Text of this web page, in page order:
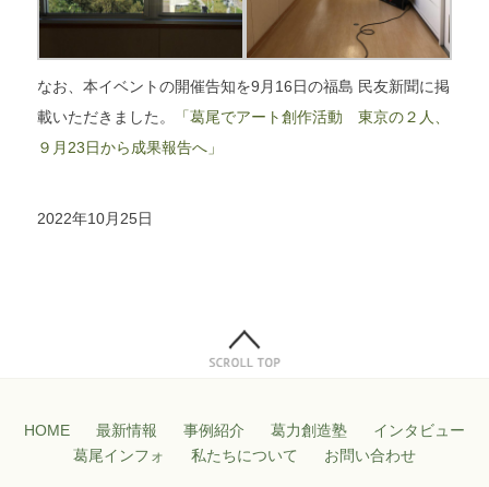
なお、本イベントの開催告知を9月16日の福島 民友新聞に掲
載いただきました。
「葛尾でアート創作活動 東京の２人、
９月23日から成果報告へ」
2022年10月25日
HOME 最新情報 事例紹介 葛力創造塾
インタビュー
葛尾インフォ
私たちについて お問い合わせ